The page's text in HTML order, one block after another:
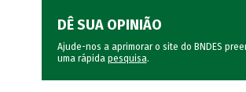
DÊ SUA OPINIÃO
Ajude-nos a aprimorar o site do BNDES
uma rápida pesquisa.